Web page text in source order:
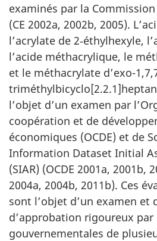
examinés par la Commission
(CE 2002a, 2002b, 2005).
l’acrylate de 2‑éthylhexyle,
l’acide méthacrylique, le
et le méthacrylate d’exo-
l’objet d’un examen par
coopération et de
économiques (OCDE) et de
Information Dataset Initial
(SIAR) (OCDE 2001a, 2001b,
2004a, 2004b, 2011b). Ces
sont l’objet d’un examen et
d’approbation rigoureux
gouvernementales de